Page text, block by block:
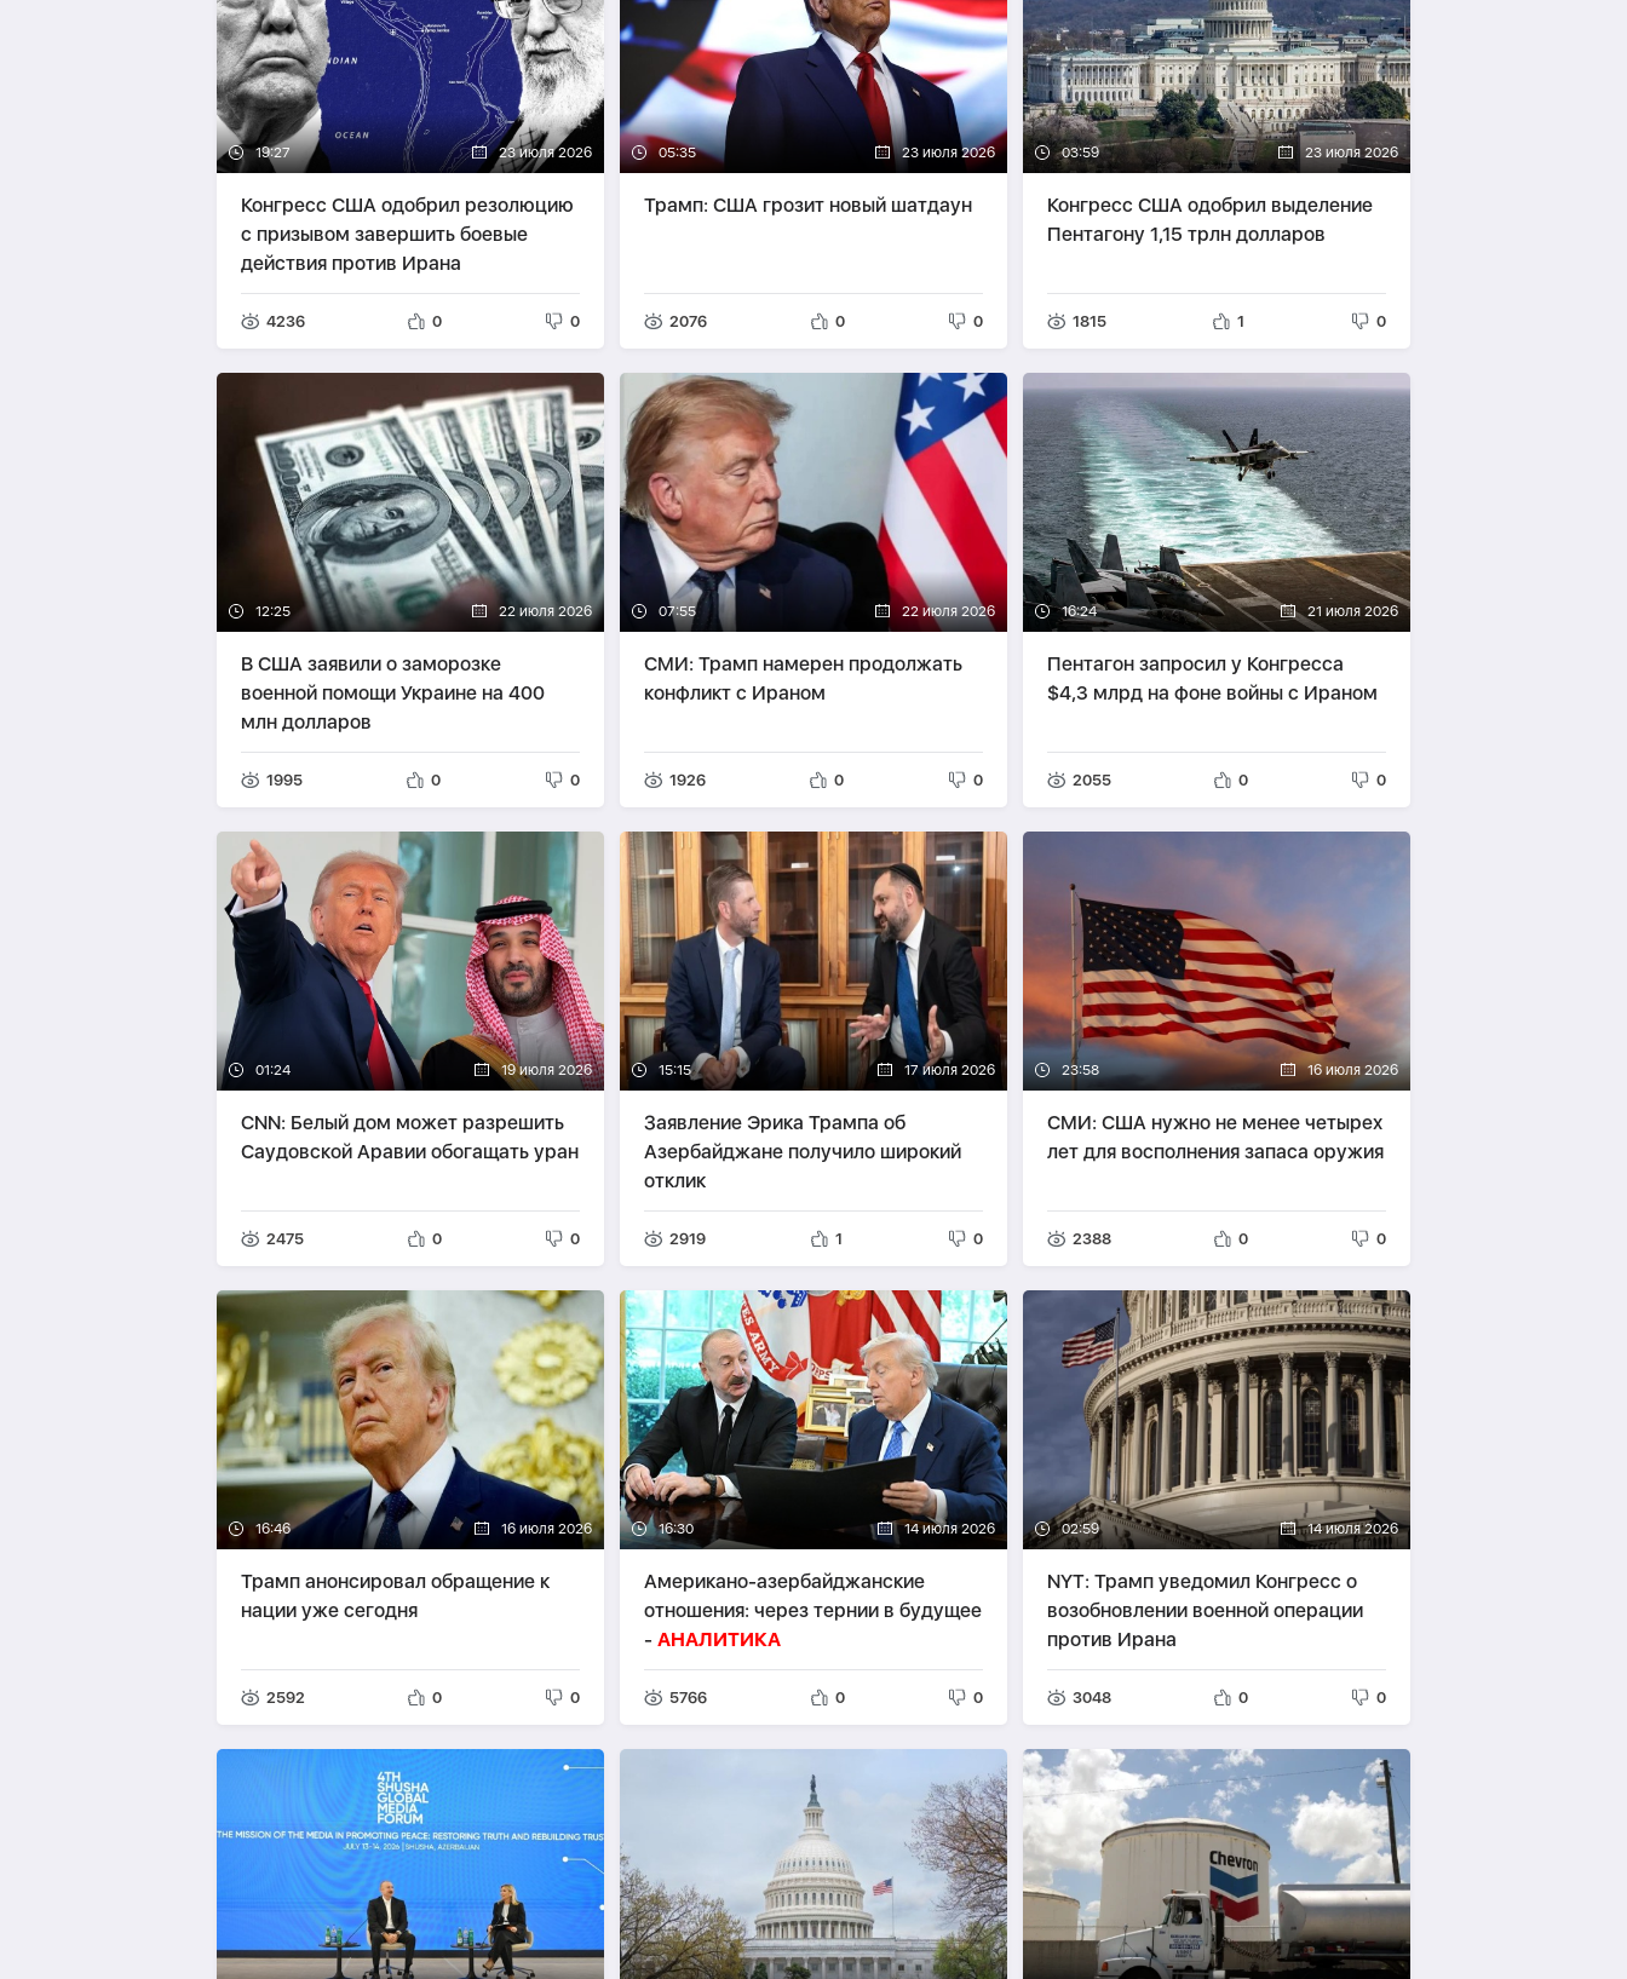
19:27 23 июля 2026
Конгресс США одобрил резолюцию
с призывом завершить боевые
действия против Ирана
4236 0 0
05:35 23 июля 2026
Трамп: США грозит новый шатдаун
2076 0 0
03:59 23 июля 2026
Конгресс США одобрил выделение
Пентагону 1,15 трлн долларов
1815 1 0
12:25 22 июля 2026
В США заявили о заморозке
военной помощи Украине на 400
млн долларов
1995 0 0
07:55 22 июля 2026
СМИ: Трамп намерен продолжать
конфликт с Ираном
1926 0 0
16:24 21 июля 2026
Пентагон запросил у Конгресса
$4,3 млрд на фоне войны с Ираном
2055 0 0
01:24 19 июля 2026
CNN: Белый дом может разрешить
Саудовской Аравии обогащать уран
2475 0 0
15:15 17 июля 2026
Заявление Эрика Трампа об
Азербайджане получило широкий
отклик
2919 1 0
23:58 16 июля 2026
СМИ: США нужно не менее четырех
лет для восполнения запаса оружия
2388 0 0
16:46 16 июля 2026
Трамп анонсировал обращение к
нации уже сегодня
2592 0 0
16:30 14 июля 2026
Американо-азербайджанские
отношения: через тернии в будущее
- АНАЛИТИКА
5766 0 0
02:59 14 июля 2026
NYT: Трамп уведомил Конгресс о
возобновлении военной операции
против Ирана
3048 0 0